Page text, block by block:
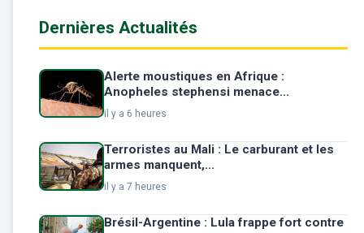
Dernières Actualités
Alerte moustiques en Afrique :
Anopheles stephensi menace...
il y a 6 heures
Terroristes au Mali : Le carburant et les
armes manquent,...
il y a 7 heures
Brésil-Argentine : Lula frappe fort contre